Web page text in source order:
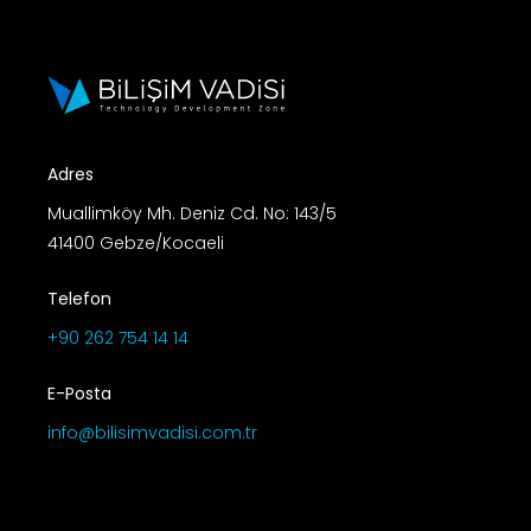
Adres
Muallimköy Mh. Deniz Cd. No: 143/5
41400 Gebze/Kocaeli
Telefon
+90 262 754 14 14
E-Posta
info@bilisimvadisi.com.tr